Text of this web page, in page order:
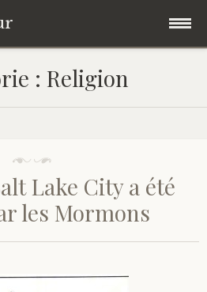
: Religion
Lake City a été
les Mormons